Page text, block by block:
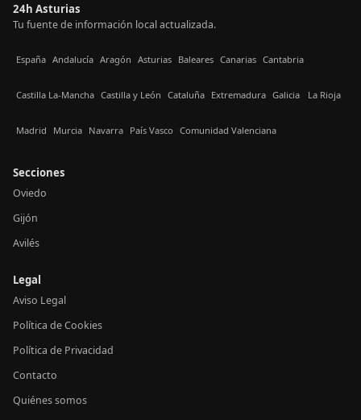
24h Asturias
Tu fuente de información local actualizada.
España Andalucía Aragón Asturias Baleares Canarias Cantabria
Castilla La-Mancha Castilla y León Cataluña Extremadura Galicia La Rioja
Madrid Murcia Navarra País Vasco Comunidad Valenciana
Secciones
Oviedo
Gijón
Avilés
Legal
Aviso Legal
Política de Cookies
Política de Privacidad
Contacto
Quiénes somos